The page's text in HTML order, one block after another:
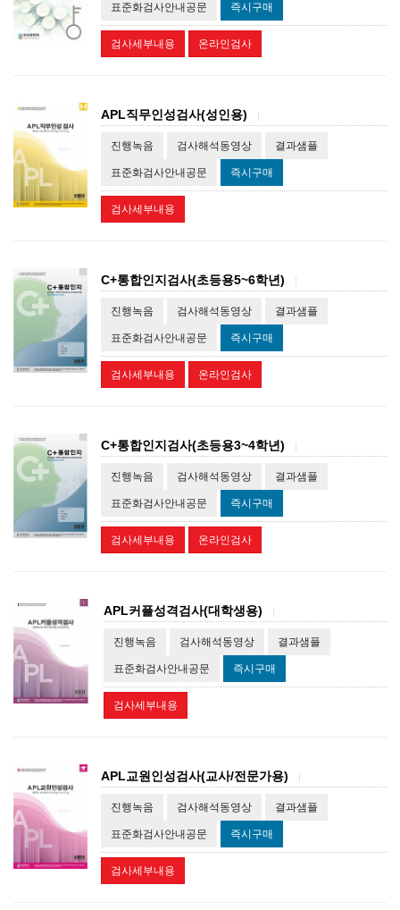
표준화검사안내공문 즉시구매
검사세부내용 온라인검사
APL직무인성검사(성인용)
진행녹음 검사해석동영상 결과샘플
표준화검사안내공문 즉시구매
검사세부내용
C+통합인지검사(초등용5~6학년)
진행녹음 검사해석동영상 결과샘플
표준화검사안내공문 즉시구매
검사세부내용 온라인검사
C+통합인지검사(초등용3~4학년)
진행녹음 검사해석동영상 결과샘플
표준화검사안내공문 즉시구매
검사세부내용 온라인검사
APL커플성격검사(대학생용)
진행녹음 검사해석동영상 결과샘플
표준화검사안내공문 즉시구매
검사세부내용
APL교원인성검사(교사/전문가용)
진행녹음 검사해석동영상 결과샘플
표준화검사안내공문 즉시구매
검사세부내용